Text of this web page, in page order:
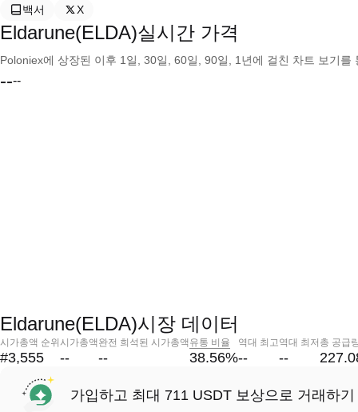
백서
X
Eldarune(ELDA)실시간 가격
Poloniex에 상장된 이후 1일, 30일, 60일, 90일, 1년에 걸친 차트 보기
----
Eldarune(ELDA)시장 데이터
시가총액 순위
#3,555
시가총액
--
완전 희석된 시가총액
--
유통 비율
38.56%
역대 최고
--
역대 최저
--
총 공급
가입하고 최대 711 USDT 보상으로 거래하기